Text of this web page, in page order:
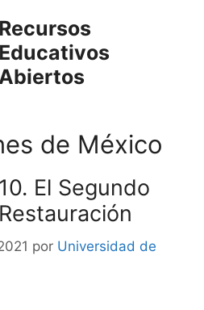
Recursos
Educativos
de México
El Segundo
por Universidad de